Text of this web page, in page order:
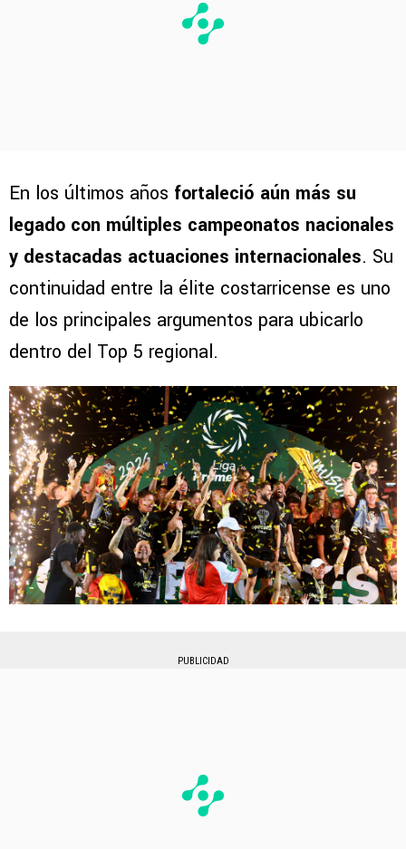
En los últimos años fortaleció aún más su
legado con múltiples campeonatos nacionales
y destacadas actuaciones internacionales. Su
continuidad entre la élite costarricense es uno
de los principales argumentos para ubicarlo
dentro del Top 5 regional.
PUBLICIDAD